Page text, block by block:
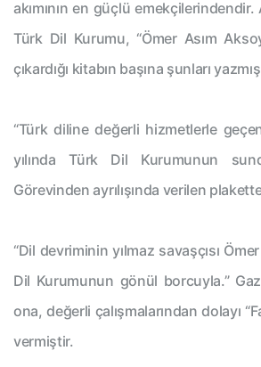
akımının en güçlü
Türk Dil Kurumu, “Ömer Asım
çıkardığı kitabın başına şunları
“Türk diline değerli hizmetlerle geçen
yılında Türk Dil Kurumunun
Görevinden ayrılışında verilen
“Dil devriminin yılmaz savaşçısı
Dil Kurumunun gönül borcuyla.”
ona, değerli çalışmalarından dolayı
vermiştir.